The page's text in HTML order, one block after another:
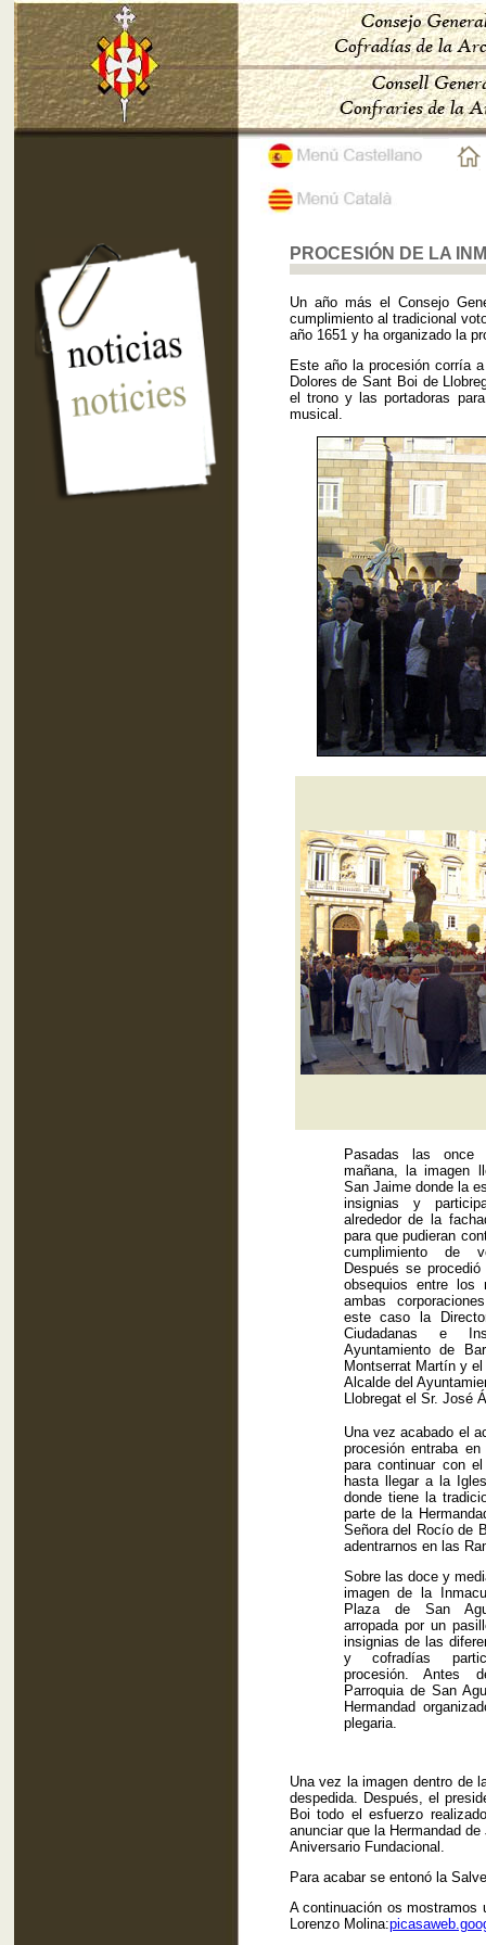
PROCESIÓN DE LA
Un año más el Consejo
cumplimiento al tradicional
año 1651 y ha organizado la
Este año la procesión corría
Dolores de Sant Boi de
el trono y las portadoras
musical.
Pasadas las
mañana, la imagen
San Jaime donde la
insignias y
alrededor de la
para que pudieran
cumplimiento de
Después se
obsequios entre los
ambas
este caso la
Ciudadanas e
Ayuntamiento de
Montserrat Martín y
Alcalde del
Llobregat el Sr. José
Una vez acabado el
procesión entraba
para continuar con
hasta llegar a la
donde tiene la
parte de la
Señora del Rocío de
adentrarnos en las
Sobre las doce y
imagen de la
Plaza de San
arropada por un
insignias de las
y cofradías
procesión. Antes
Parroquia de San
Hermandad
plegaria.
Una vez la imagen dentro de
despedida. Después, el
Boi todo el esfuerzo
anunciar que la Hermandad
Aniversario Fundacional.
Para acabar se entonó la
A continuación os mostramos
Lorenzo Molina: